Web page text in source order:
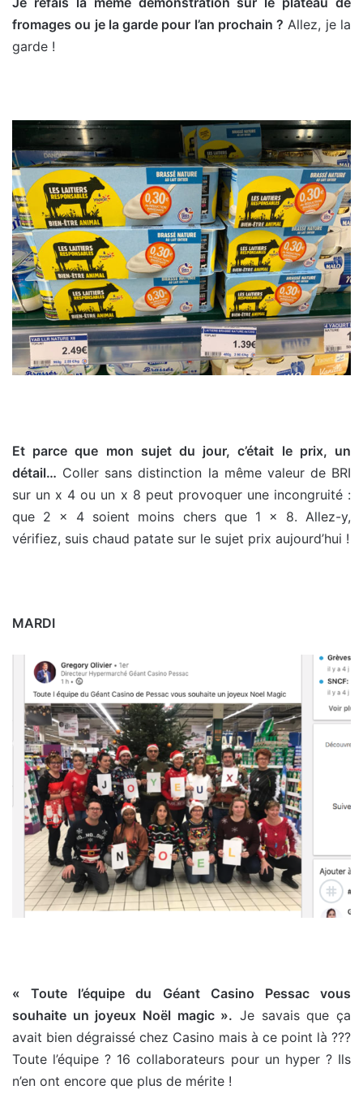
fromages ou je la garde pour l’an prochain ? Allez, je la
garde !
Et parce que mon sujet du jour, c’était le prix, un
détail… Coller sans distinction la même valeur de BRI
sur un x 4 ou un x 8 peut provoquer une incongruité :
que 2 x 4 soient moins chers que 1 x 8. Allez-y,
vérifiez, suis chaud patate sur le sujet prix aujourd’hui !
MARDI
« Toute l’équipe du Géant Casino Pessac vous
souhaite un joyeux Noël magic ». Je savais que ça
avait bien dégraissé chez Casino mais à ce point là ???
Toute l’équipe ? 16 collaborateurs pour un hyper ? Ils
n’en ont encore que plus de mérite !